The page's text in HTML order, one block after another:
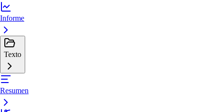
Informe
Texto
Resumen